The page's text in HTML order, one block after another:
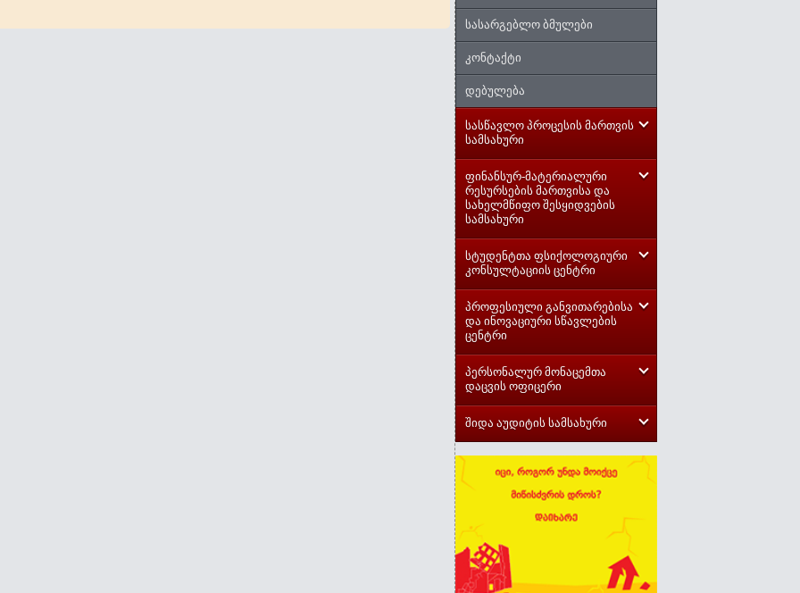
სასარგებლო ბმულები
კონტაქტი
დებულება
სასწავლო პროცესის მართვის
სამსახური
ფინანსურ-მატერიალური
რესურსების მართვისა და
სახელმწიფო შესყიდვების
სამსახური
სტუდენტთა ფსიქოლოგიური
კონსულტაციის ცენტრი
პროფესიული განვითარებისა
და ინოვაციური სწავლების
ცენტრი
პერსონალურ მონაცემთა
დაცვის ოფიცერი
შიდა აუდიტის სამსახური